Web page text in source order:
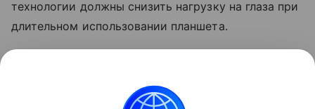
технологии должны снизить нагрузку на глаза при
длительном использовании планшета.
обзоре Hi-Tech Mail